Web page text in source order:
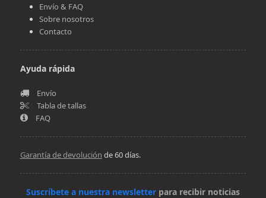
Envío & FAQ
Sobre nosotros
Contacto
Ayuda rápida
Envío
Tabla de tallas
FAQ
Garantía de devolución de 60 días.
Suscríbete a nuestra newsletter para recibir noticias